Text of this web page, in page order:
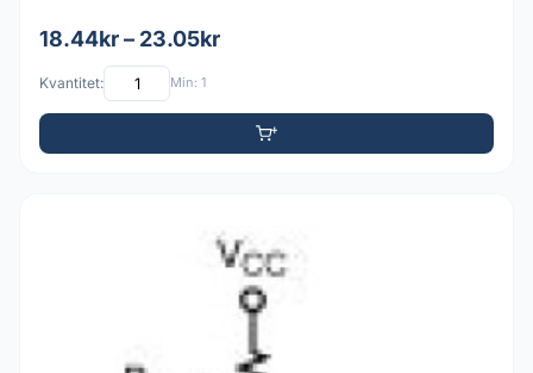
18.44kr – 23.05kr
Kvantitet: Min: 1